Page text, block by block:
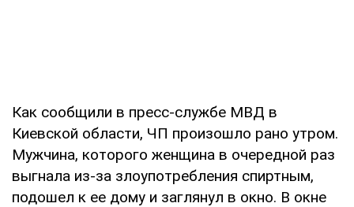
Как сообщили в пресс-службе МВД в
Киевской области, ЧП произошло рано утром.
Мужчина, которого женщина в очередной раз
выгнала из-за злоупотребления спиртным,
подошел к ее дому и заглянул в окно. В окне